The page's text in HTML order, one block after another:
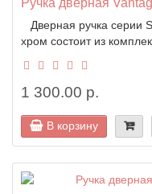
Дверная ручка серии
хром состоит из
1 300.00 р.
В корзину